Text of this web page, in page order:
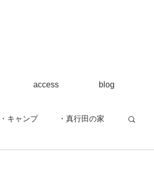
access blog
・キャンプ ・真行田の家